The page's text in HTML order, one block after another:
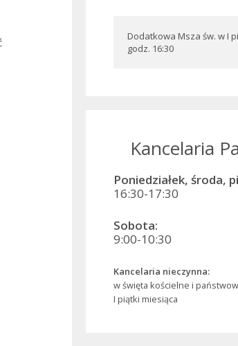
Dodatkowa Msza św. w I
godz. 16:30
Kancelaria
Poniedziałek, środa,
16:30-17:30
Sobota:
9:00-10:30
Kancelaria nieczynna:
w święta kościelne i
I piątki miesiąca